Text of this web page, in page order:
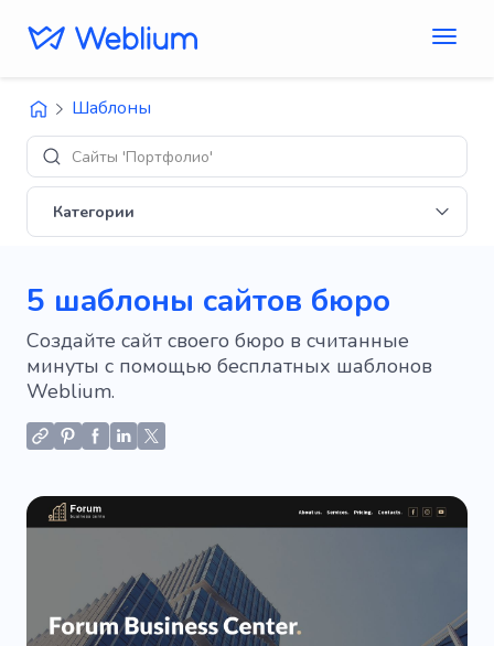
Шаблоны
Диз
Категории
5 шаблоны сайтов бюро
Создайте сайт своего бюро в считанные
минуты с помощью бесплатных шаблонов
Weblium.